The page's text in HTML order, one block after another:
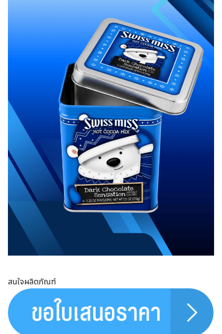
Search
for:
สนใจผลิตภัณฑ์